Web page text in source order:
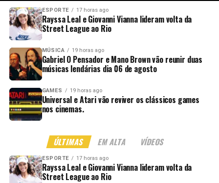
ESPORTE 17 horas ago
Rayssa Leal e Giovanni Vianna lideram volta da
Street League ao Rio
MÚSICA 19 horas ago
Gabriel O Pensador e Mano Brown vão reunir duas
músicas lendárias dia 06 de agosto
GAMES 19 horas ago
Universal e Atari vão reviver os clássicos games
nos cinemas.
ÚLTIMAS EM ALTA VÍDEOS
ESPORTE 17 horas ago
Rayssa Leal e Giovanni Vianna lideram volta da
Street League ao Rio